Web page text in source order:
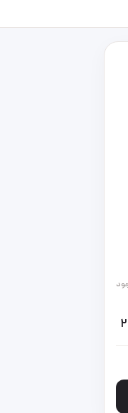
ارتفاع ۳۹ سانتی‌متر، مناسب موبایل و دوربین تا ۲
ها ممکن است در صفحه